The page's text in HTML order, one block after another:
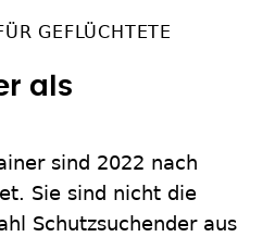
GEFLÜCHTETE
als
sind 2022 nach
Sie sind nicht die
Schutzsuchender aus